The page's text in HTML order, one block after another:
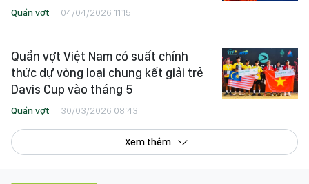
Quần vợt 04/04/2026 11:15
Quần vợt Việt Nam có suất chính
thức dự vòng loại chung kết giải trẻ
Davis Cup vào tháng 5
Quần vợt 30/03/2026 08:43
Xem thêm